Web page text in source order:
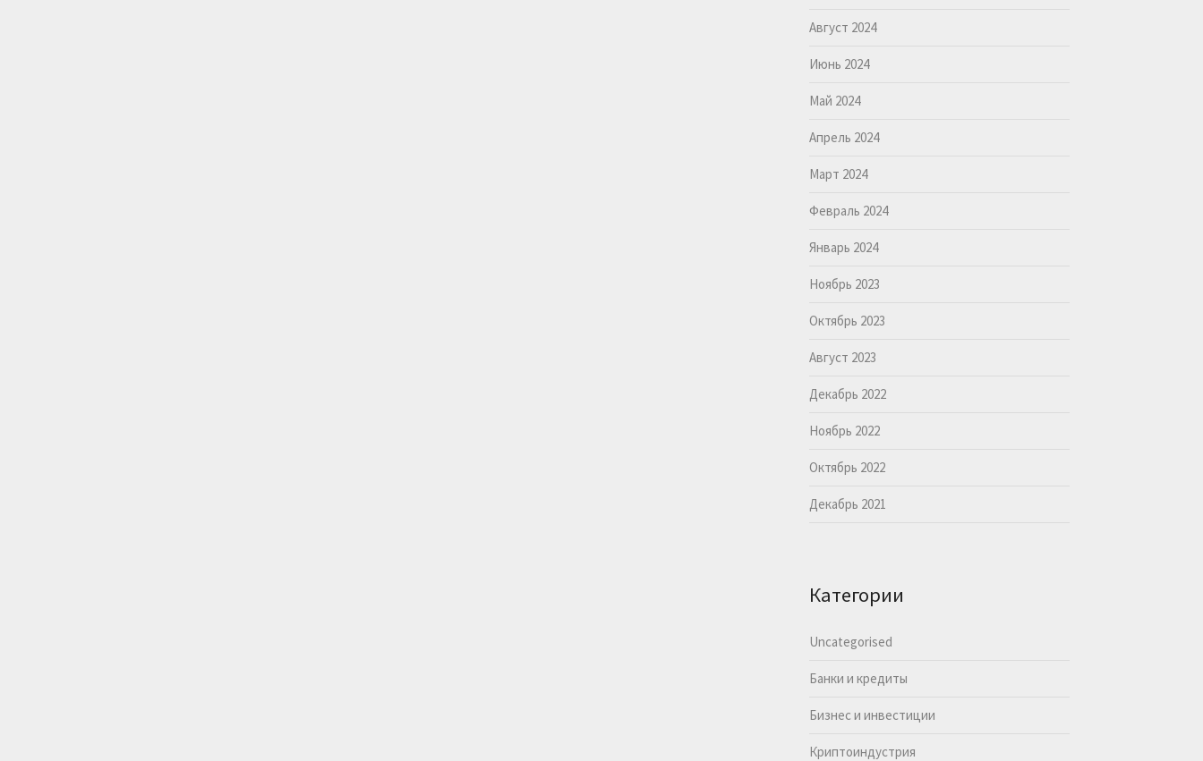
Август 2024
Июнь 2024
Май 2024
Апрель 2024
Март 2024
Февраль 2024
Январь 2024
Ноябрь 2023
Октябрь 2023
Август 2023
Декабрь 2022
Ноябрь 2022
Октябрь 2022
Декабрь 2021
Категории
Uncategorised
Банки и кредиты
Бизнес и инвестиции
Криптоиндустрия